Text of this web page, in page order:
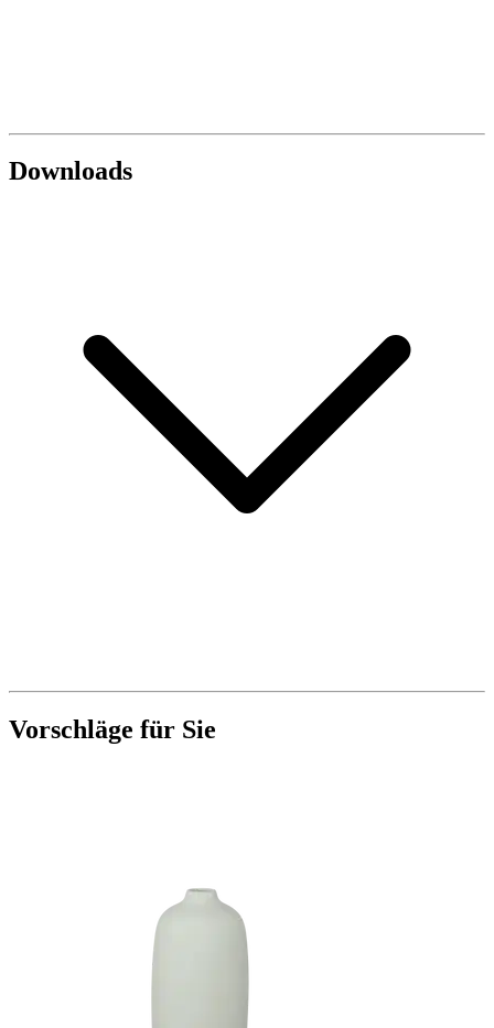
Downloads
Vorschläge für Sie